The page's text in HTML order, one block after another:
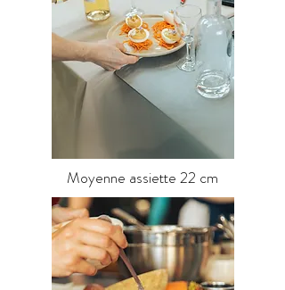
Moyenne assiette 22 cm